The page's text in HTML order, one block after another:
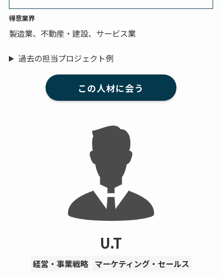
得意業界
製造業、不動産・建設、サービス業
過去の担当プロジェクト例
この人材に会う
U.T
経営・事業戦略 マーケティング・セールス